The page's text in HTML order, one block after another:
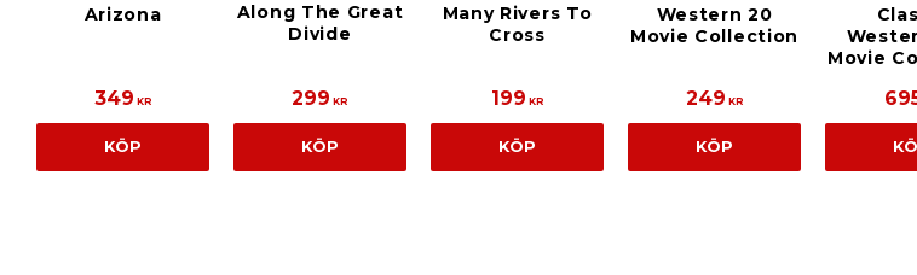
Arizona
349 KR
KÖP
Along The Great
Divide
299 KR
KÖP
Many Rivers To
Cross
199 KR
KÖP
Western 20
Movie Collection
249 KR
KÖP
Movie